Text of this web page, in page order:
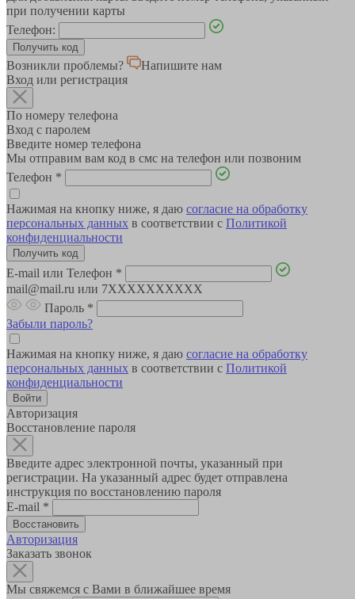
при получении карты
Телефон:
Возникли проблемы?
Напишите нам
Вход или регистрация
По номеру телефона
Вход с паролем
Введите номер телефона
Мы отправим вам код в смс на телефон или позвоним
Телефон *
Нажимая на кнопку ниже, я даю согласие на обработку
персональных данных в соответствии с Политикой
конфиденциальности
E-mail или Телефон *
mail@mail.ru или 7XXXXXXXXXX
Пароль *
Забыли пароль?
Нажимая на кнопку ниже, я даю согласие на обработку
персональных данных в соответствии с Политикой
конфиденциальности
Авторизация
Восстановление пароля
Введите адрес электронной почты, указанный при
регистрации. На указанный адрес будет отправлена
инструкция по восстановлению пароля
E-mail *
Авторизация
Заказать звонок
Мы свяжемся с Вами в ближайшее время